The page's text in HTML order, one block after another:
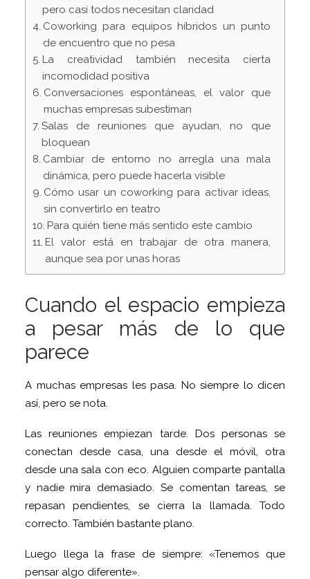
pero casi todos necesitan claridad
Coworking para equipos híbridos un punto
de encuentro que no pesa
La creatividad también necesita cierta
incomodidad positiva
Conversaciones espontáneas, el valor que
muchas empresas subestiman
Salas de reuniones que ayudan, no que
bloquean
Cambiar de entorno no arregla una mala
dinámica, pero puede hacerla visible
Cómo usar un coworking para activar ideas,
sin convertirlo en teatro
Para quién tiene más sentido este cambio
El valor está en trabajar de otra manera,
aunque sea por unas horas
Cuando el espacio empieza
a pesar más de lo que
parece
A muchas empresas les pasa. No siempre lo dicen
así, pero se nota.
Las reuniones empiezan tarde. Dos personas se
conectan desde casa, una desde el móvil, otra
desde una sala con eco. Alguien comparte pantalla
y nadie mira demasiado. Se comentan tareas, se
repasan pendientes, se cierra la llamada. Todo
correcto. También bastante plano.
Luego llega la frase de siempre: «Tenemos que
pensar algo diferente».